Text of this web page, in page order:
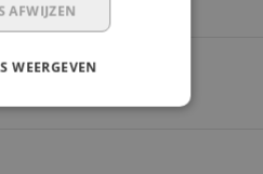
AFWIJZEN
WEERGEVEN